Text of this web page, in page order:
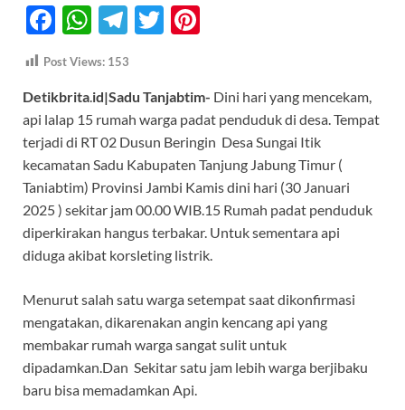
F
ac
e
b
o
o
k
W
at
s
A
p
p
T
e
gr
a
m
T
er es
t
Post Views: 153
Detikbrita.id|Sadu Tanjabtim- Dini hari yang mencekam,
api lalap 15 rumah warga padat penduduk di desa. Tempat
terjadi di RT 02 Dusun Beringin Desa Sungai Itik
kecamatan Sadu Kabupaten Tanjung Jabung Timur (
Taniabtim) Provinsi Jambi Kamis dini hari (30 Januari
2025 ) sekitar jam 00.00 WIB.15 Rumah padat penduduk
diperkirakan hangus terbakar. Untuk sementara api
diduga akibat korsleting listrik.
Menurut salah satu warga setempat saat dikonfirmasi
mengatakan, dikarenakan angin kencang api yang
membakar rumah warga sangat sulit untuk
dipadamkan.Dan Sekitar satu jam lebih warga berjibaku
baru bisa memadamkan Api.